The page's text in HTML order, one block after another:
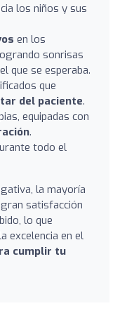
los niños y sus
en los
sonrisas
que se esperaba.
que
del paciente.
equipadas con
.
todo el
la mayoría
satisfacción
lo que
excelencia en el
cumplir tu